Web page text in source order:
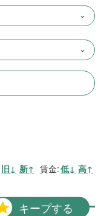
4件
旧↓ 新↑ 賃金:低↓ 高↑
キープする